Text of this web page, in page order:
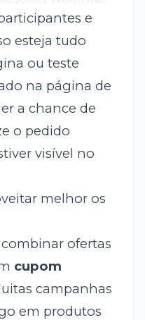
e
esteja tudo
ou teste
na página de
a chance de
o pedido
visível no
melhor os
ofertas
cupom
campanhas
em produtos